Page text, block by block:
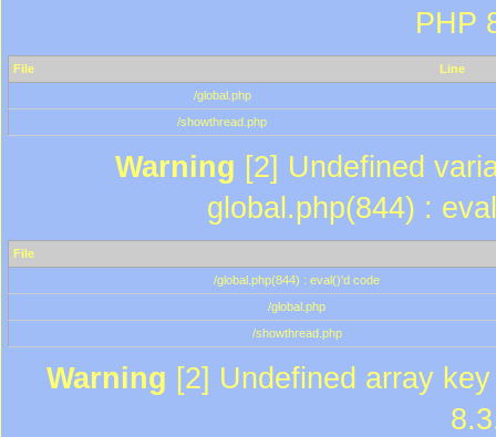
PHP
File
Line
/global.php
/showthread.php
Warning [2] Undefined
global.php(844) :
File
/global.php(844) : eval()'d code
/global.php
/showthread.php
Warning [2] Undefined array